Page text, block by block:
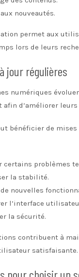
aux nouveautés.
permet aux
lors de leurs
jour régulières
numériques
afin d’améliorer leurs
bénéficier de
certains problèmes
la stabilité.
nouvelles
l’interface
la sécurité.
contribuent à
satisfaisante.